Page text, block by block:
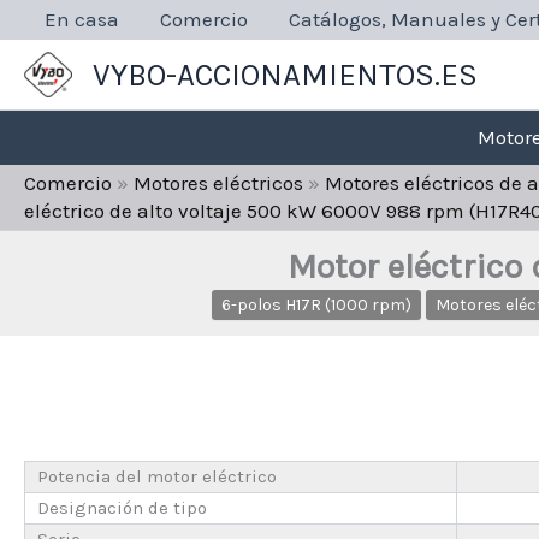
contenido
En casa Comercio Catálogos, Manuales y
VYBO-ACCIONAMIENTOS.ES
Comercio » Motores eléctricos » Motores eléctricos de
eléctrico de alto voltaje 500 kW 6000V 988 rpm
Motor eléctrico
6-polos H17R (1000 rpm) Motores
Potencia del motor eléctrico
Designación de tipo